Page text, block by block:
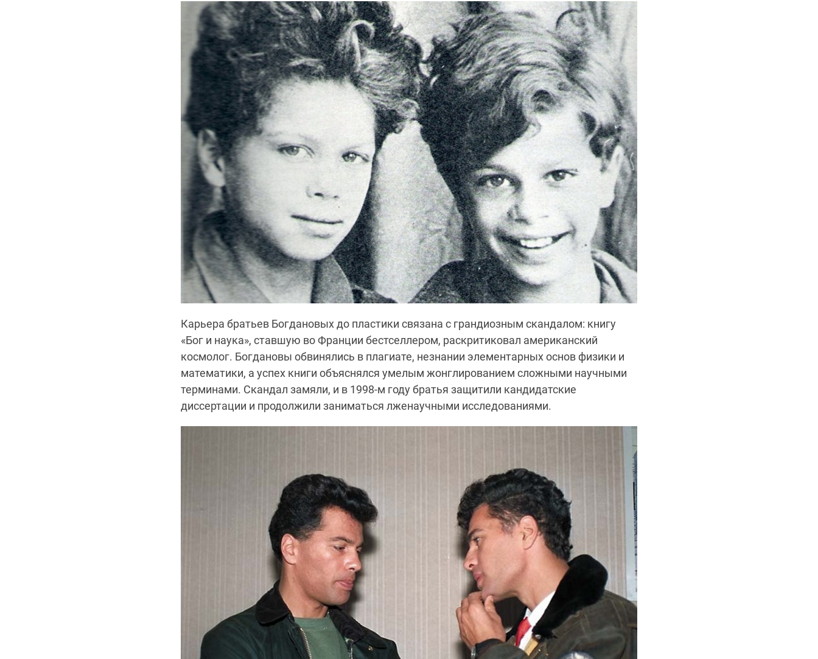
Карьера братьев Богдановых до пластики связана с грандиозным скандалом: книгу
«Бог и наука», ставшую во Франции бестселлером, раскритиковал американский
космолог. Богдановы обвинялись в плагиате, незнании элементарных основ физики и
математики, а успех книги объяснялся умелым жонглированием сложными научными
терминами. Скандал замяли, и в 1998-м году братья защитили кандидатские
диссертации и продолжили заниматься лженаучными исследованиями.